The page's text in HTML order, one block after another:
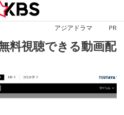
アジアドラマ PR
料視聴できる動画配